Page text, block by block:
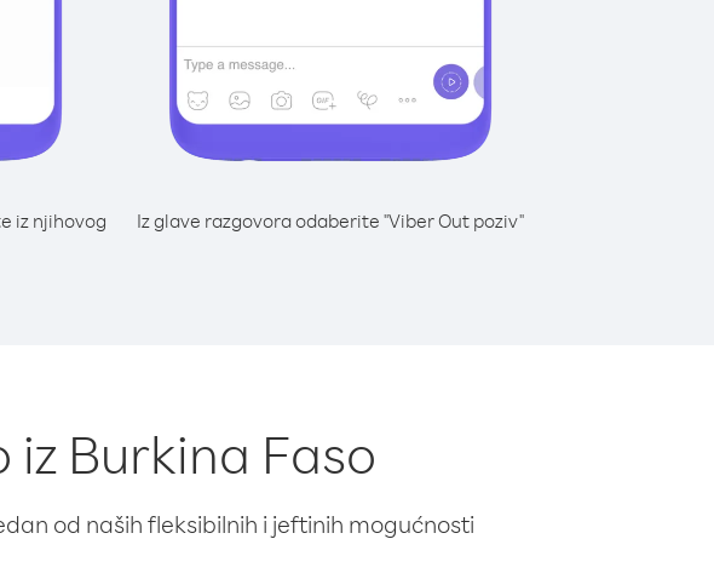
iz njihovog
Iz glave razgovora odaberite "Viber Out poziv"
iz Burkina Faso
od naših fleksibilnih i jeftinih mogućnosti